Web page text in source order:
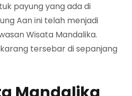
payung yang ada di
Aan ini telah menjadi
Wisata Mandalika.
tersebar di sepanjang